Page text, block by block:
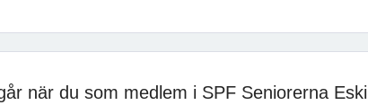
när du som medlem i SPF Seniorerna